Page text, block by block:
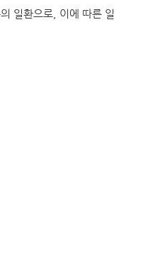
일환으로, 이에 따른 일